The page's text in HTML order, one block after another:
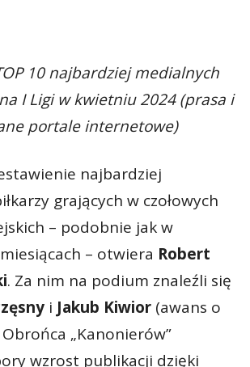
10 najbardziej medialnych
I Ligi w kwietniu 2024 (prasa i
portale internetowe)
najbardziej
grających w czołowych
– podobnie jak w
– otwiera Robert
. Za nim na podium znaleźli się
i Jakub Kiwior (awans o
„Kanonierów”
wzrost publikacji dzięki